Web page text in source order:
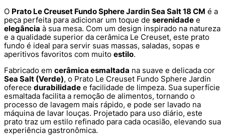
O Prato Le Creuset Fundo Sphere Jardin Sea Salt 18 CM é a
peça perfeita para adicionar um toque de serenidade e
elegância à sua mesa. Com um design inspirado na natureza
e a qualidade superior da cerâmica Le Creuset, este prato
fundo é ideal para servir suas massas, saladas, sopas e
aperitivos favoritos com muito estilo.
Fabricado em cerâmica esmaltada na suave e delicada cor
Sea Salt (Verde), o Prato Le Creuset Fundo Sphere Jardin
oferece durabilidade e facilidade de limpeza. Sua superfície
esmaltada facilita a remoção de alimentos, tornando o
processo de lavagem mais rápido, e pode ser lavado na
máquina de lavar louças. Projetado para uso diário, este
prato traz um estilo refinado para cada ocasião, elevando sua
experiência gastronômica.